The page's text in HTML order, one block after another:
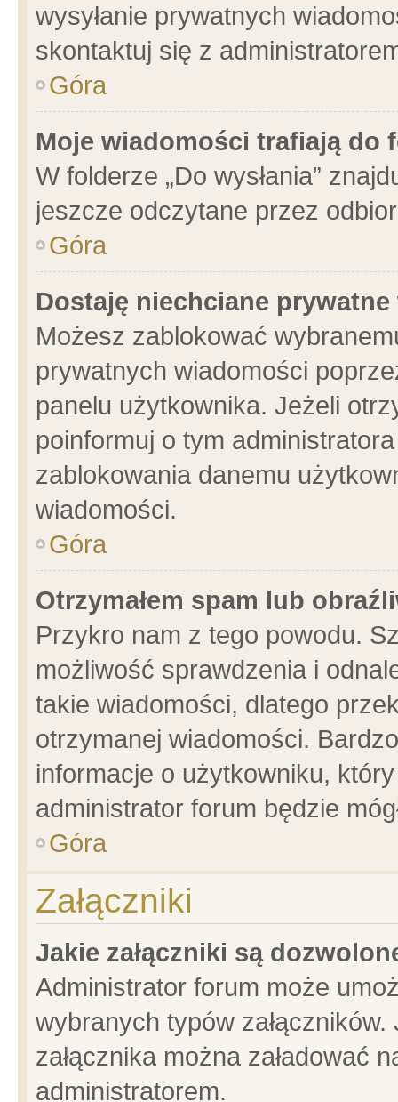
wysyłanie prywatnych
skontaktuj się z
Góra
Moje wiadomości trafiają do
W folderze „Do wysłania”
jeszcze odczytane przez
Góra
Dostaję niechciane
Możesz zablokować
prywatnych wiadomości
panelu użytkownika. Jeżeli
poinformuj o tym
zablokowania danemu
wiadomości.
Góra
Otrzymałem spam lub
Przykro nam z tego powodu.
możliwość sprawdzenia i
takie wiadomości, dlatego
otrzymanej wiadomości.
informacje o użytkowniku,
administrator forum będzie
Góra
Załączniki
Jakie załączniki są
Administrator forum może
wybranych typów
załącznika można załadować
administratorem.